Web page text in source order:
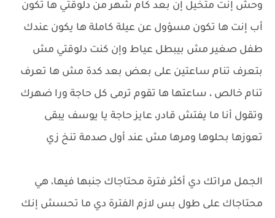
وحش إنت متخيل إن بعد كام شهر من دلوقتي ها تكون
أب إنت ها تكون مسؤول عن عيلة كاملة ها يكون عندك
طفل صغير مش بيبطل عياط وإن كنت دلوقتي مش
بتعرف تنام ساعتين على بعض بعد كدة مش ها تعرف
تنام خالص ، ساعتها ها تقوم ترمى كل حاجة ورا ضهرك
وتقول أنا ما يفتش قادر، عايز حاجة يا يوسف يبقى
تعوزها بحلوها ومرها مش عند أول صدمة تنخ زي
الجمل مراتك دي أكثر فترة محتاجاك جنبها فيها، هي
محتاجاك على طول بس لازم الفترة دي ما تحسش إنك